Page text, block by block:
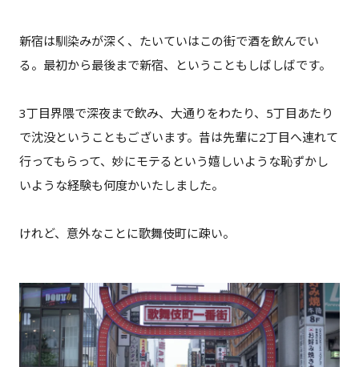
新宿は馴染みが深く、たいていはこの街で酒を飲んでい
る。最初から最後まで新宿、ということもしばしばです。
3丁目界隈で深夜まで飲み、大通りをわたり、5丁目あたり
で沈没ということもございます。昔は先輩に2丁目へ連れて
行ってもらって、妙にモテるという嬉しいような恥ずかし
いような経験も何度かいたしました。
けれど、意外なことに歌舞伎町に疎い。